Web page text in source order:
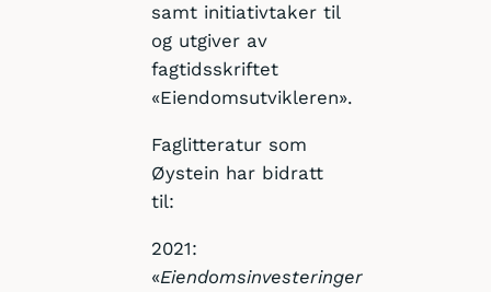
samt initiativtaker til
og utgiver av
fagtidsskriftet
«Eiendomsutvikleren».
Faglitteratur som
Øystein har bidratt
til:
2021:
«Eiendomsinvesteringer